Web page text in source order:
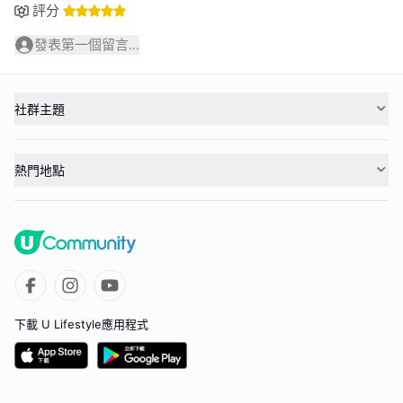
評分
發表第一個留言...
社群主題
熱門地點
下載 U Lifestyle應用程式